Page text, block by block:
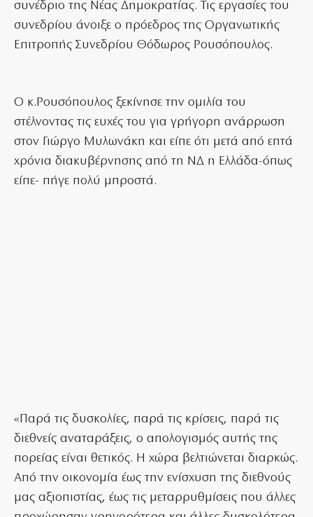
συνέδριο της Νέας Δημοκρατίας. Τις εργασίες του
συνεδρίου άνοιξε ο πρόεδρος της Οργανωτικής
Επιτροπής Συνεδρίου Θόδωρος Ρουσόπουλος.
Ο κ.Ρουσόπουλος ξεκίνησε την ομιλία του
στέλνοντας τις ευχές του για γρήγορη ανάρρωση
στον Γιώργο Μυλωνάκη και είπε ότι μετά από επτά
χρόνια διακυβέρνησης από τη ΝΔ η Ελλάδα-όπως
είπε- πήγε πολύ μπροστά.
«Παρά τις δυσκολίες, παρά τις κρίσεις, παρά τις
διεθνείς αναταράξεις, ο απολογισμός αυτής της
πορείας είναι θετικός. Η χώρα βελτιώνεται διαρκώς.
Από την οικονομία έως την ενίσχυση της διεθνούς
μας αξιοπιστίας, έως τις μεταρρυθμίσεις που άλλες